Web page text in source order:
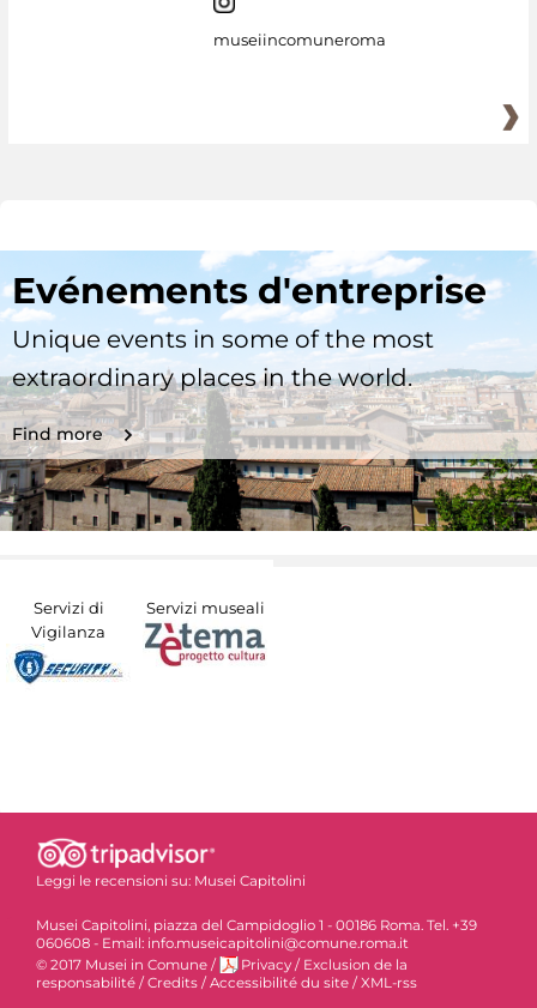
museiincomuneroma
Evénements d'entreprise
Unique events in some of the most
extraordinary places in the world.
Find more
Servizi di
Vigilanza
Servizi museali
Leggi le recensioni su: Musei Capitolini
Musei Capitolini, piazza del Campidoglio 1 - 00186 Roma. Tel. +39
060608 - Email: info.museicapitolini@comune.roma.it
© 2017 Musei in Comune / Privacy / Exclusion de la
responsabilité / Credits / Accessibilité du site / XML-rss